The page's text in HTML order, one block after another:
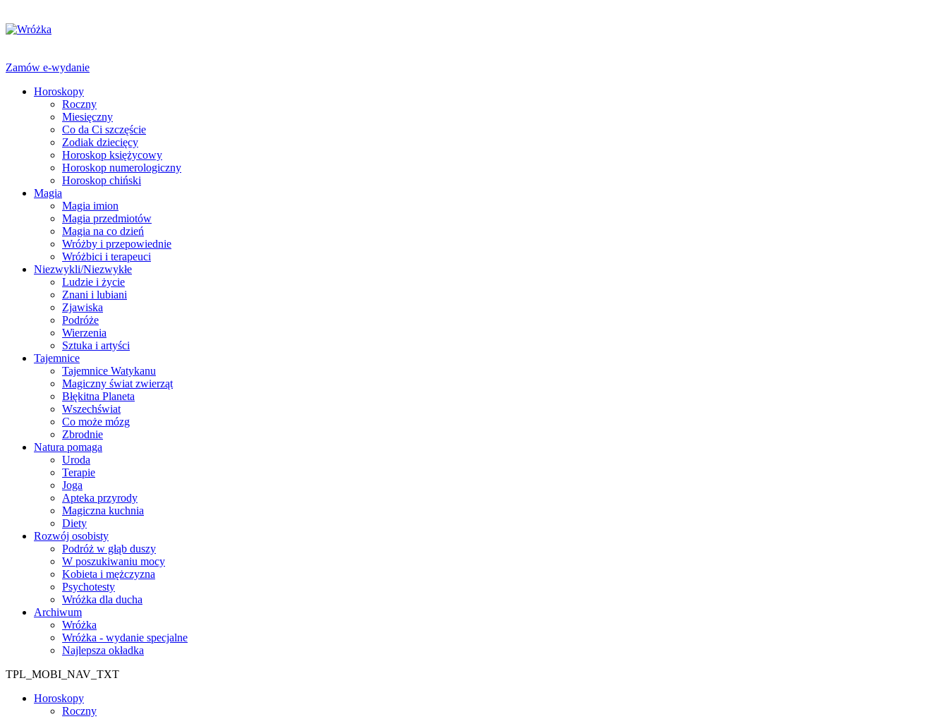
Zamów e-wydanie
Horoskopy
Roczny
Miesięczny
Co da Ci szczęście
Zodiak dziecięcy
Horoskop księżycowy
Horoskop numerologiczny
Horoskop chiński
Magia
Magia imion
Magia przedmiotów
Magia na co dzień
Wróżby i przepowiednie
Wróżbici i terapeuci
Niezwykli/Niezwykłe
Ludzie i życie
Znani i lubiani
Zjawiska
Podróże
Wierzenia
Sztuka i artyści
Tajemnice
Tajemnice Watykanu
Magiczny świat zwierząt
Błękitna Planeta
Wszechświat
Co może mózg
Zbrodnie
Natura pomaga
Uroda
Terapie
Joga
Apteka przyrody
Magiczna kuchnia
Diety
Rozwój osobisty
Podróż w głąb duszy
W poszukiwaniu mocy
Kobieta i mężczyzna
Psychotesty
Wróżka dla ducha
Archiwum
Wróżka
Wróżka - wydanie specjalne
Najlepsza okładka
TPL_MOBI_NAV_TXT
Horoskopy
Roczny